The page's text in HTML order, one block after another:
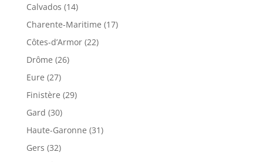
Calvados (14)
Charente-Maritime (17)
Côtes-d’Armor (22)
Drôme (26)
Eure (27)
Finistère (29)
Gard (30)
Haute-Garonne (31)
Gers (32)